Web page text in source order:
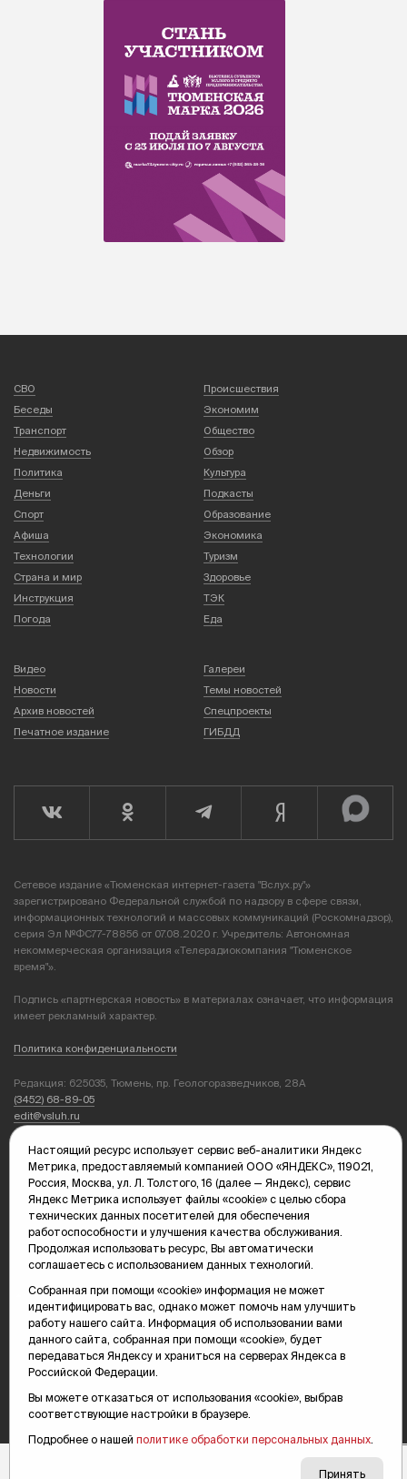
СВО
Происшествия
Беседы
Экономим
Транспорт
Общество
Недвижимость
Обзор
Политика
Культура
Деньги
Подкасты
Спорт
Образование
Афиша
Экономика
Технологии
Туризм
Страна и мир
Здоровье
Инструкция
ТЭК
Погода
Еда
Видео
Галереи
Новости
Темы новостей
Архив новостей
Спецпроекты
Печатное издание
ГИБДД
Сетевое издание «Тюменская интернет-газета "Вслух.ру"»
зарегистрировано Федеральной службой по надзору в сфере связи,
информационных технологий и массовых коммуникаций (Роскомнадзор),
серия Эл №ФС77-78856 от 07.08.2020 г. Учредитель: Автономная
некоммерческая организация «Телерадиокомпания "Тюменское
время"».
Подпись «партнерская новость» в материалах означает, что информация
имеет рекламный характер.
Политика конфиденциальности
Редакция: 625035, Тюмень, пр. Геологоразведчиков, 28А
(3452) 68-89-05
edit@vsluh.ru
Главный редактор: Панкина Т.Ю.
kika@vsluh.ru
По вопросам рекламы:
(3452) 68-89-78
kotovaev@sibinformburo.ru
mim@vsluh.ru
© 2000-2026 Тюменская интернет-газета «Вслух.ру»
Карта сайта
Настоящий ресурс использует сервис веб-аналитики Яндекс
Метрика, предоставляемый компанией ООО «ЯНДЕКС», 119021,
Россия, Москва, ул. Л. Толстого, 16 (далее — Яндекс), сервис
Яндекс Метрика использует файлы «cookie» с целью сбора
технических данных посетителей для обеспечения
работоспособности и улучшения качества обслуживания.
Продолжая использовать ресурс, Вы автоматически
соглашаетесь с использованием данных технологий.
Собранная при помощи «cookie» информация не может
идентифицировать вас, однако может помочь нам улучшить
работу нашего сайта. Информация об использовании вами
данного сайта, собранная при помощи «cookie», будет
передаваться Яндексу и храниться на серверах Яндекса в
Российской Федерации.
Вы можете отказаться от использования «cookie», выбрав
соответствующие настройки в браузере.
Подробнее о нашей политике обработки персональных данных
Принять